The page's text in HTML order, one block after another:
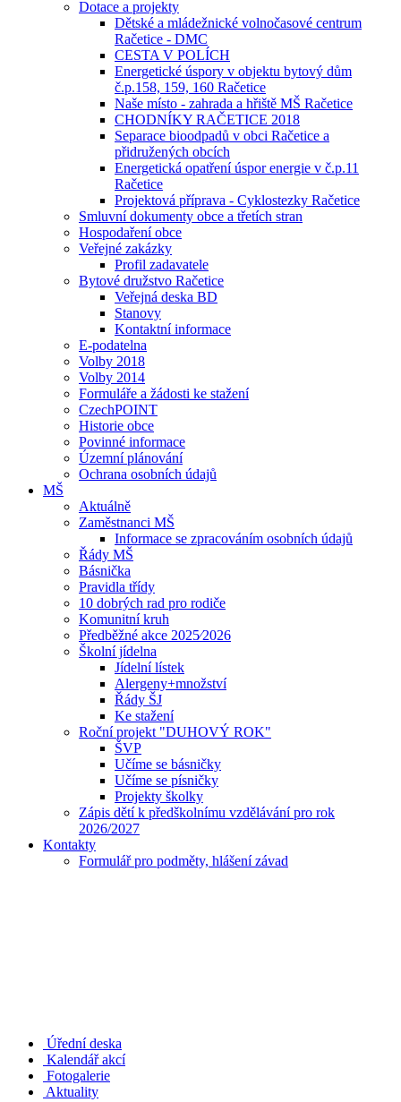
Dotace a projekty
Dětské a mládežnické volnočasové centrum
Račetice - DMC
CESTA V POLÍCH
Energetické úspory v objektu bytový dům
č.p.158, 159, 160 Račetice
Naše místo - zahrada a hřiště MŠ Račetice
CHODNÍKY RAČETICE 2018
Separace bioodpadů v obci Račetice a
přidružených obcích
Energetická opatření úspor energie v č.p.11
Račetice
Projektová příprava - Cyklostezky Račetice
Smluvní dokumenty obce a třetích stran
Hospodaření obce
Veřejné zakázky
Profil zadavatele
Bytové družstvo Račetice
Veřejná deska BD
Stanovy
Kontaktní informace
E-podatelna
Volby 2018
Volby 2014
Formuláře a žádosti ke stažení
CzechPOINT
Historie obce
Povinné informace
Územní plánování
Ochrana osobních údajů
MŠ
Aktuálně
Zaměstnanci MŠ
Informace se zpracováním osobních údajů
Řády MŠ
Básnička
Pravidla třídy
10 dobrých rad pro rodiče
Komunitní kruh
Předběžné akce 2025⁄2026
Školní jídelna
Jídelní lístek
Alergeny+množství
Řády ŠJ
Ke stažení
Roční projekt "DUHOVÝ ROK"
ŠVP
Učíme se básničky
Učíme se písničky
Projekty školky
Zápis dětí k předškolnímu vzdělávání pro rok
2026/2027
Kontakty
Formulář pro podměty, hlášení závad
Úřední deska
Kalendář akcí
Fotogalerie
Aktuality